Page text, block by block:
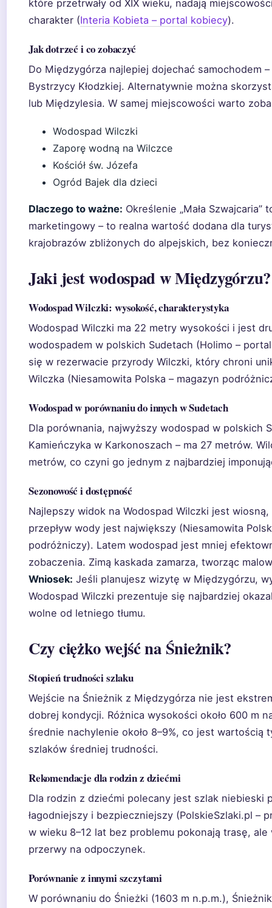
które przetrwały od XIX wieku, nadają
charakter (Interia Kobieta – portal kobiecy).
Jak dotrzeć i co zobaczyć
Do Międzygórza najlepiej dojechać samochodem
Bystrzycy Kłodzkiej. Alternatywnie można
lub Międzylesia. W samej miejscowości warto
Wodospad Wilczki
Zaporę wodną na Wilczce
Kościół św. Józefa
Ogród Bajek dla dzieci
Dlaczego to ważne: Określenie „Mała
marketingowy – to realna wartość dodana dla
krajobrazów zbliżonych do alpejskich, bez
Jaki jest wodospad w Międzygórzu?
Wodospad Wilczki: wysokość, charakterystyka
Wodospad Wilczki ma 22 metry wysokości i jest
wodospadem w polskich Sudetach (Holimo –
się w rezerwacie przyrody Wilczki, który chroni
Wilczka (Niesamowita Polska – magazyn
Wodospad w porównaniu do innych w Sudetach
Dla porównania, najwyższy wodospad w polskich
Kamieńczyka w Karkonoszach – ma 27 metrów.
metrów, co czyni go jednym z najbardziej
Sezonowość i dostępność
Najlepszy widok na Wodospad Wilczki jest
przepływ wody jest największy (Niesamowita
podróżniczy). Latem wodospad jest mniej
zobaczenia. Zimą kaskada zamarza, tworząc
Wniosek: Jeśli planujesz wizytę w Międzygórzu,
Wodospad Wilczki prezentuje się najbardziej
wolne od letniego tłumu.
Czy ciężko wejść na Śnieżnik?
Stopień trudności szlaku
Wejście na Śnieżnik z Międzygórza nie jest
dobrej kondycji. Różnica wysokości około 600 m
średnie nachylenie około 8–9%, co jest wartością
szlaków średniej trudności.
Rekomendacje dla rodzin z dziećmi
Dla rodzin z dziećmi polecany jest szlak niebieski
łagodniejszy i bezpieczniejszy (PolskieSzlaki.pl –
w wieku 8–12 lat bez problemu pokonają trasę,
przerwy na odpoczynek.
Porównanie z innymi szczytami
W porównaniu do Śnieżki (1603 m n.p.m.),